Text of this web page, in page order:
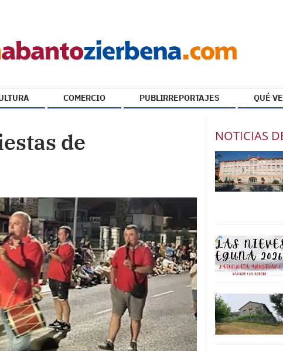
COMERCIO PUBLIRREPORTAJES QUÉ
de
NOTICIAS